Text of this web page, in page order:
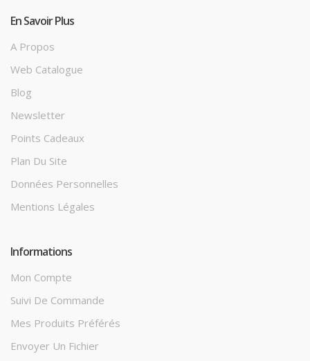
En Savoir Plus
A Propos
Web Catalogue
Blog
Newsletter
Points Cadeaux
Plan Du Site
Données Personnelles
Mentions Légales
Informations
Mon Compte
Suivi De Commande
Mes Produits Préférés
Envoyer Un Fichier